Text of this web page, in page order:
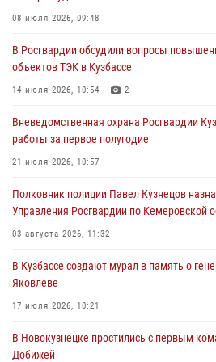
Росгвардейцы задержали участника
05 августа 2026, 08:50
Росгвардейцы пресекли нарушение
05 августа 2026, 08:10
Росгвардейцы в Юрге пресекли попытку
05 августа 2026, 07:45
08 июля 2026, 09:48
В Росгвардии обсудили вопросы
объектов ТЭК в Кузбассе
14 июля 2026, 10:54 2
Вневедомственная охрана Росгвардии
работы за первое полугодие
21 июля 2026, 10:57
Полковник полиции Павел Кузнецов
Управления Росгвардии по Кемеровской
03 августа 2026, 11:32
В Кузбассе создают мурал в память о
Яковлеве
17 июля 2026, 10:21
В Новокузнецке простились с первым
Добижей